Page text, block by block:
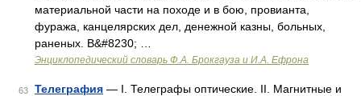
материальной части на походе и в бою, провианта,
фуража, канцелярских дел, денежной казны, больных,
раненых. В&#8230; …
Энциклопедический словарь Ф.А. Брокгауза и И.А. Ефрона
63 Телеграфия — I. Телеграфы оптические. II. Магнитные и